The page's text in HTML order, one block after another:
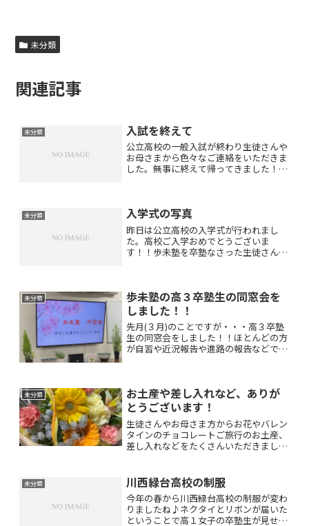
未分類
関連記事
未分類 入試を終えて
公立高校の一般入試が終わり生徒さんや
お母さまから色々なご連絡をいただきま
した。無事に終えて帰ってきました！体
っています！帰宅後、自転...
未分類 入学式の写真
昨日は公立高校の入学式が行われまし
た。高校ご入学おめでとうございま
す！！歩未塾を卒塾なさった生徒さんの
した♪これから夢に向かって充実...
未分類
歩未塾の高３卒塾生の同窓会を
しました！！
先月(３月)のことですが・・・高３卒塾
生の同窓会をしました！！ほとんどの方
が自習や近況報告や進路の報告などで教
という方もおられとても...
未分類
お土産や差し入れなど、ありが
とうございます！
生徒さんやお母さま方からお花やバレン
タインのチョコレートご旅行のお土産、
差し入れなどをたくさんいただきまし
からも塾生への差し入れやご旅行のお土
産などをたくさんいた...
未分類 川西緑台高校の制服
今年の春から川西緑台高校の制服が変わ
りましたね♪ネクタイとリボンが届いた
ということで高１女子の卒塾生が見せに